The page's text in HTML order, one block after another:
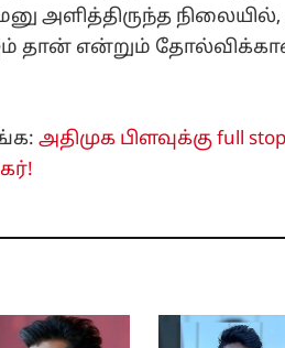
அளித்திருந்த
தான் என்றும்
அதிமுக பிளவுக்கு full